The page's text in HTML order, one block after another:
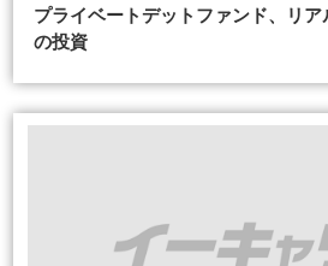
プライベートデットファンド、リ
の投資